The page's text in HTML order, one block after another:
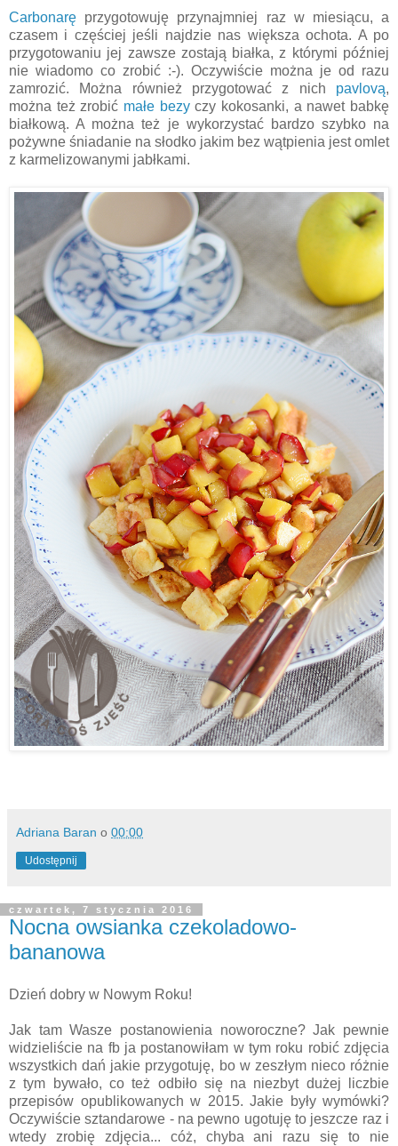
Carbonarę przygotowuję przynajmniej raz w miesiącu, a
czasem i częściej jeśli najdzie nas większa ochota. A po
przygotowaniu jej zawsze zostają białka, z którymi później
nie wiadomo co zrobić :-). Oczywiście można je od razu
zamrozić. Można również przygotować z nich pavlovą,
można też zrobić małe bezyczy kokosanki, a nawet babkę
białkową. A można też je wykorzystać bardzo szybko na
pożywne śniadanie na słodko jakim bez wątpienia jest omlet
z karmelizowanymi jabłkami.
Adriana Baran o 00:00
Udostępnij
czwartek, 7 stycznia 2016
Nocna owsianka czekoladowo-
bananowa
Dzień dobry w Nowym Roku!
Jak tam Wasze postanowienia noworoczne? Jak pewnie
widzieliście na fb ja postanowiłam w tym roku robić zdjęcia
wszystkich dań jakie przygotuję, bo w zeszłym nieco różnie
z tym bywało, co też odbiło się na niezbyt dużej liczbie
przepisów opublikowanych w 2015. Jakie były wymówki?
Oczywiście sztandarowe - na pewno ugotuję to jeszcze raz i
wtedy zrobię zdjęcia... cóż, chyba ani razu się to nie